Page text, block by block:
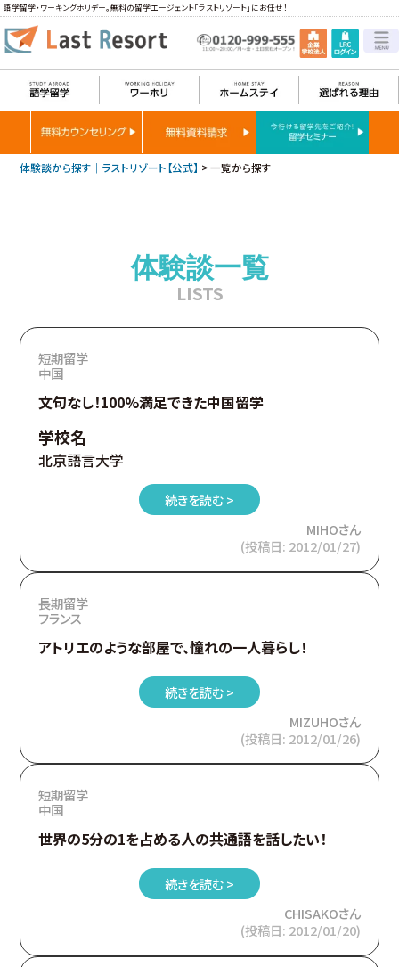
語学留学・ワーキングホリデー。無料の留学エージェント「ラストリゾート」にお任せ！
体験談から探す｜ラストリゾート【公式】 >一覧から探す
体験談一覧
LISTS
短期留学
中国
文句なし！100%満足できた中国留学
学校名
北京語言大学
続きを読む >
MIHOさん
(投稿日: 2012/01/27)
長期留学
フランス
アトリエのような部屋で、憧れの一人暮らし！
続きを読む >
MIZUHOさん
(投稿日: 2012/01/26)
短期留学
中国
世界の5分の1を占める人の共通語を話したい！
続きを読む >
CHISAKOさん
(投稿日: 2012/01/20)